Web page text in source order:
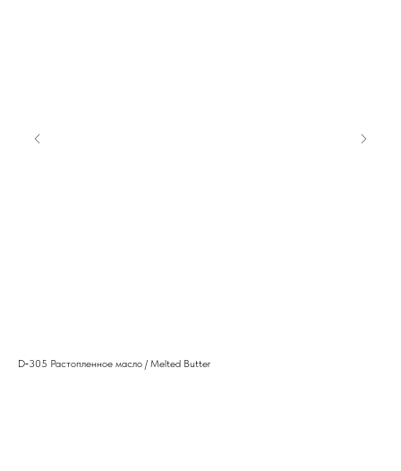
D‑305 Растопленное масло / Melted Butter